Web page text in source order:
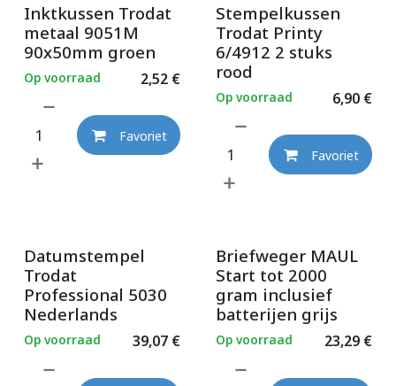
Inktkussen Trodat
metaal 9051M
90x50mm groen
2,52€
Op voorraad
Favoriet
Stempelkussen
Trodat Printy
6/4912 2 stuks
rood
6,90€
Op voorraad
Favoriet
Datumstempel
Trodat
Professional 5030
Nederlands
39,07€
Op voorraad
Briefweger MAUL
Start tot 2000
gram inclusief
batterijen grijs
23,29€
Op voorraad